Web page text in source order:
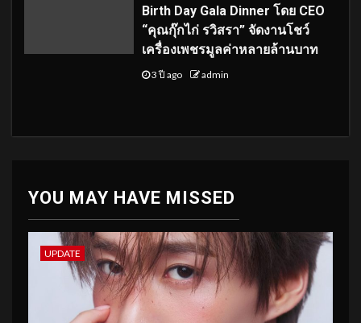
Birth Day Gala Dinner โดย CEO
“คุณกุ๊กไก่ รวิสรา” จัดงานโชว์
เครื่องเพชรมูลค่าหลายล้านบาท
3 ปี ago admin
YOU MAY HAVE MISSED
UPDATE